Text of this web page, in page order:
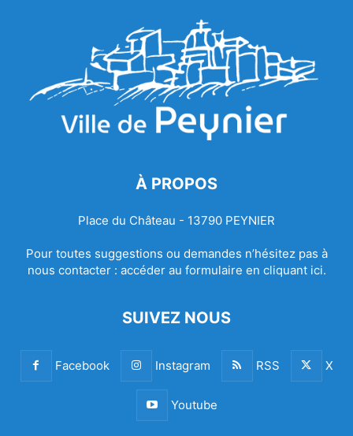
À PROPOS
Place du Château - 13790 PEYNIER
Pour toutes suggestions ou demandes n’hésitez pas à
nous contacter : accéder au formulaire en cliquant ici.
SUIVEZ NOUS
Facebook Instagram RSS X
Youtube